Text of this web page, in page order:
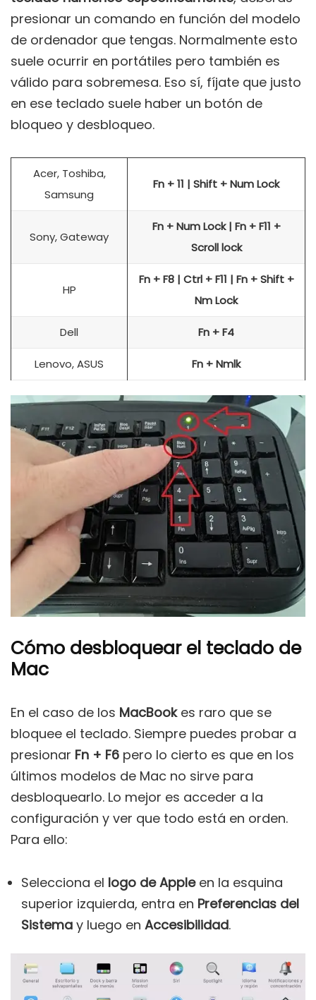
presionar un comando en función del modelo
de ordenador que tengas. Normalmente esto
suele ocurrir en portátiles pero también es
válido para sobremesa. Eso sí, fíjate que justo
en ese teclado suele haber un botón de
bloqueo y desbloqueo.
Acer, Toshiba,
Samsung
Fn + 11 | Shift + Num Lock
Sony, Gateway
Fn + Num Lock | Fn + F11 +
Scroll lock
HP
Fn + F8 | Ctrl + F11 | Fn + Shift +
Nm Lock
Dell Fn + F4
Lenovo, ASUS Fn + Nmlk
Cómo desbloquear el teclado de
Mac
En el caso de los MacBookes raro que se
bloquee el teclado. Siempre puedes probar a
presionar Fn + F6 pero lo cierto es que en los
últimos modelos de Mac no sirve para
desbloquearlo. Lo mejor es acceder a la
configuración y ver que todo está en orden.
Para ello:
Selecciona el logo de Apple en la esquina
superior izquierda, entra en Preferencias del
Sistema y luego en Accesibilidad.